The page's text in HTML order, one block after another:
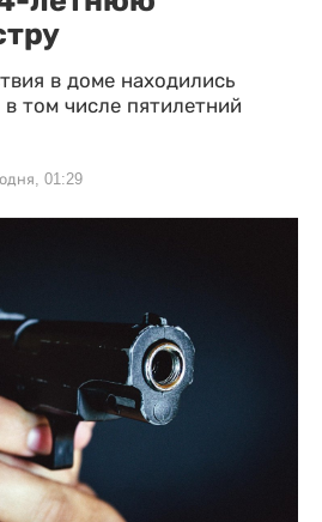
в доме находились
в том числе пятилетний
01:29